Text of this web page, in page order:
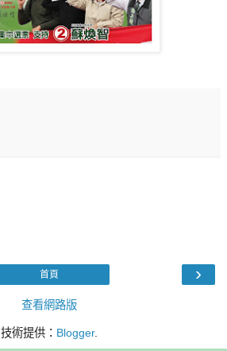
›
首頁
查看網路版
技術提供： Blogger.